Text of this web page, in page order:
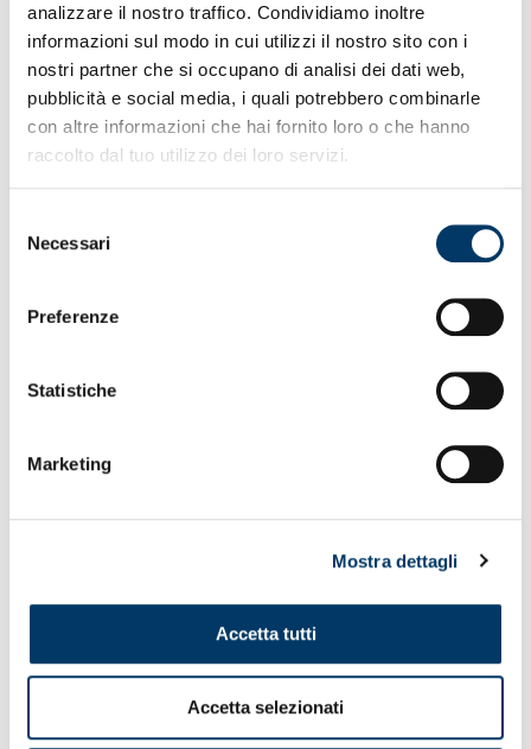
analizzare il nostro traffico. Condividiamo inoltre
informazioni sul modo in cui utilizzi il nostro sito con i
nostri partner che si occupano di analisi dei dati web,
pubblicità e social media, i quali potrebbero combinarle
con altre informazioni che hai fornito loro o che hanno
raccolto dal tuo utilizzo dei loro servizi.
delNecessari
Preferenze
Statistiche
Marketing
Mostra dettagli
Accetta tutti
Accetta selezionati
IL VIDEO